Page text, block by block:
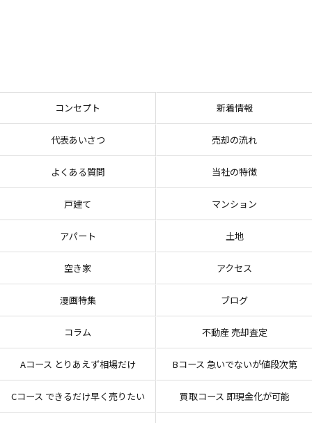
コンセプト 新着情報
代表あいさつ 売却の流れ
よくある質問 当社の特徴
戸建て マンション
アパート 土地
空き家 アクセス
漫画特集 ブログ
コラム 不動産 売却査定
Aコース とりあえず相場だけ Bコース 急いでないが値段次第
Cコース できるだけ早く売りたい 買取コース 即現金化が可能